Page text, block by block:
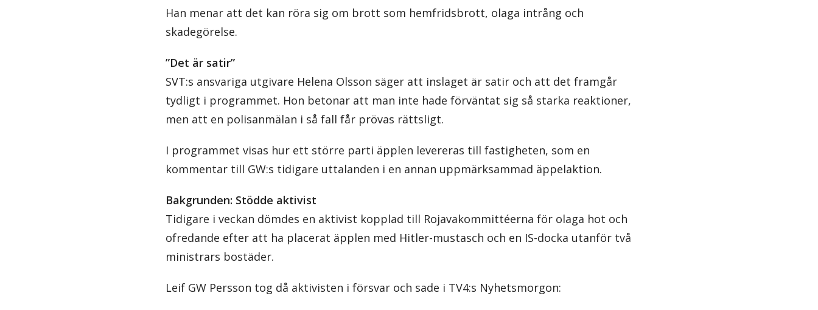
Han menar att det kan röra sig om brott som hemfridsbrott, olaga intrång och
skadegörelse.
”Det är satir”
SVT:s ansvariga utgivare Helena Olsson säger att inslaget är satir och att det framgår
tydligt i programmet. Hon betonar att man inte hade förväntat sig så starka reaktioner,
men att en polisanmälan i så fall får prövas rättsligt.
I programmet visas hur ett större parti äpplen levereras till fastigheten, som en
kommentar till GW:s tidigare uttalanden i en annan uppmärksammad äppelaktion.
Bakgrunden: Stödde aktivist
Tidigare i veckan dömdes en aktivist kopplad till Rojavakommittéerna för olaga hot och
ofredande efter att ha placerat äpplen med Hitler-mustasch och en IS-docka utanför två
ministrars bostäder.
Leif GW Persson tog då aktivisten i försvar och sade i TV4:s Nyhetsmorgon: